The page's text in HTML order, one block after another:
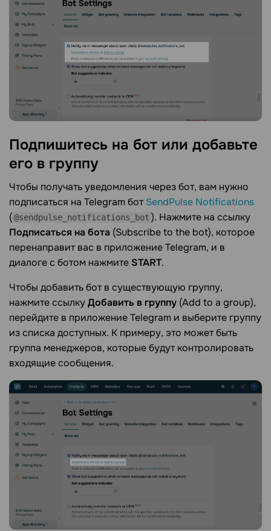
Подпишитесь на бот или добавьте
его в группу
Чтобы получать уведомления через бот, вам нужно
подписаться на Telegram ботSendPulse Notifications
(@sendpulse_notifications_bot ). Нажмите на ссылку
Подписаться на бота (Subscribe to the bot), которое
перенаправит вас в приложение Telegram, и в
диалоге с ботом нажмите START.
Чтобы добавить бот в существующую группу,
нажмите ссылкуДобавить в группу (Add to a group),
перейдите в приложение Telegram и выберите группу
из списка доступных. К примеру, это может быть
группа менеджеров, которые будут контролировать
входящие сообщения.